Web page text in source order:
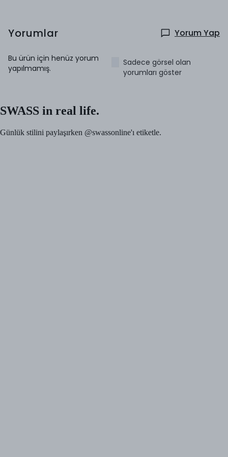
Yorumlar Yorum Yap
Bu ürün için henüz yorum
yapılmamış.
Sadece görsel olan
yorumları göster